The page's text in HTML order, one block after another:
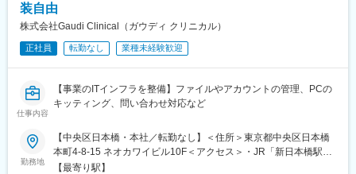
装自由
株式会社Gaudi Clinical（ガウディ クリニカル）
正社員 転勤なし 業種未経験歓迎
仕事内容
【事業のITインフラを整備】ファイルやアカウントの管理、PCの
キッティング、問い合わせ対応など
勤務地
【中央区日本橋・本社／転勤なし】＜住所＞東京都中央区日本橋
本町4-8-15 ネオカワイビル10F＜アクセス＞・JR「新日本橋駅」
から徒歩1分、「神田駅」から徒歩8分・東京メトロ「三越前駅」
【最寄り駅】